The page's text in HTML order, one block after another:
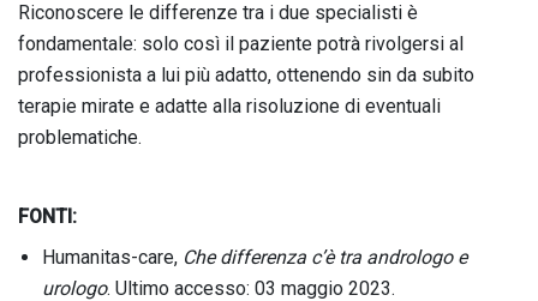
Riconoscere le differenze tra i due specialisti è
fondamentale: solo così il paziente potrà rivolgersi al
professionista a lui più adatto, ottenendo sin da subito
terapie mirate e adatte alla risoluzione di eventuali
problematiche.
FONTI:
Humanitas-care, Che differenza c’è tra andrologo e
urologo. Ultimo accesso: 03 maggio 2023.